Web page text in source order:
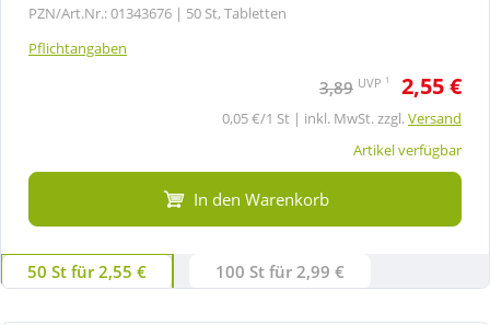
PZN/Art.Nr.: 01343676 | 50 St, Tabletten
Pflichtangaben
3,89 UVP 1 2,55 €
0,05 €/1 St | inkl. MwSt. zzgl.Versand
Artikel verfügbar
In den Warenkorb
50 St für 2,55 € 100 St für 2,99 €